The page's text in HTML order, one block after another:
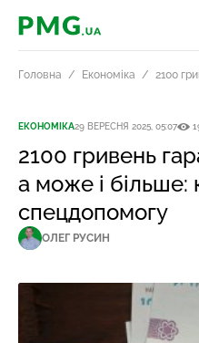
PMG.ua
Головна Економіка 2100
ЕКОНОМІКА29 ВЕРЕСНЯ 2025, 05:07
2100 гривень
а може і
спецдопомогу
ОЛЕГ РУСИН